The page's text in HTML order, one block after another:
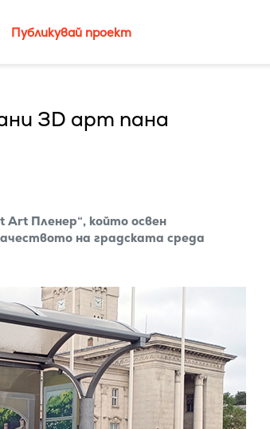
Публикувай проект
3D арт пана
Пленер“, който освен
на градската среда